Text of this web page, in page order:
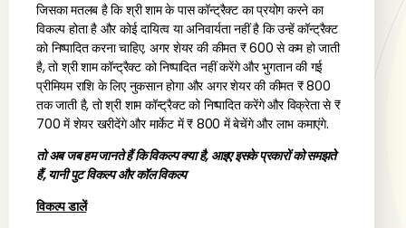
जिसका मतलब है कि श्री शाम के पास कॉन्ट्रैक्ट का प्रयोग करने का
विकल्प होता है और कोई दायित्व या अनिवार्यता नहीं है कि उन्हें कॉन्ट्रैक्ट
को निष्पादित करना चाहिए. अगर शेयर की कीमत ₹ 600 से कम हो जाती
है, तो श्री शाम कॉन्ट्रैक्ट को निष्पादित नहीं करेंगे और भुगतान की गई
प्रीमियम राशि के लिए नुकसान होगा और अगर शेयर की कीमत ₹ 800
तक जाती है, तो श्री शाम कॉन्ट्रैक्ट को निष्पादित करेंगे और विक्रेता से ₹
700 में शेयर खरीदेंगे और मार्केट में ₹ 800 में बेचेंगे और लाभ कमाएंगे.
तो अब जब हम जानते हैं कि विकल्प क्या है, आइए इसके प्रकारों को समझते
हैं, यानी पुट विकल्प और कॉल विकल्प
विकल्प डालें